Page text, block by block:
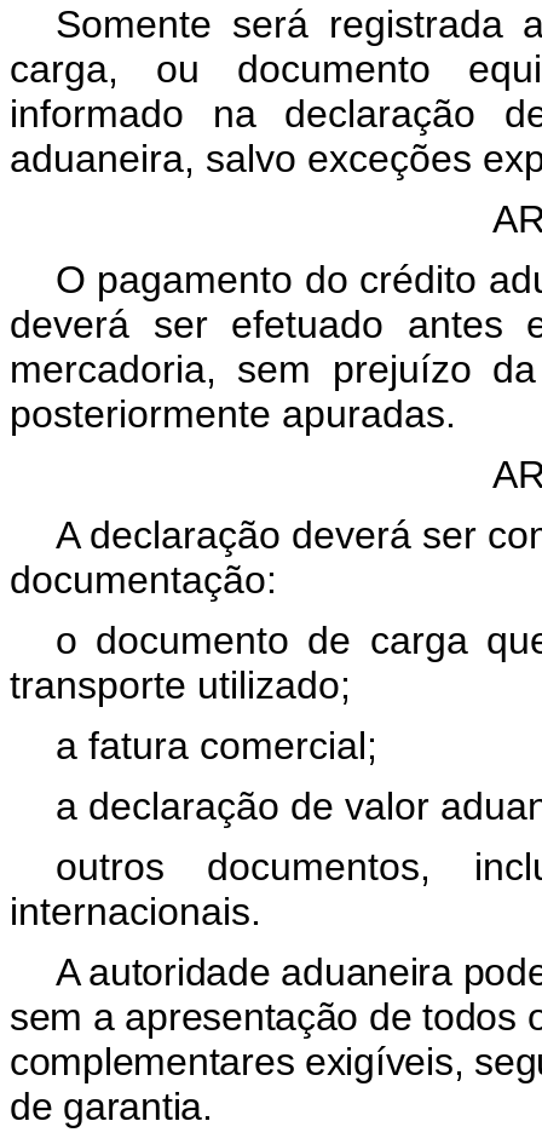
Somente será registrada
carga, ou documento
informado na declaração
aduaneira, salvo exceções
O pagamento do crédito
deverá ser efetuado antes
mercadoria, sem prejuízo
posteriormente apuradas.
A declaração deverá ser
documentação:
o documento de carga
transporte utilizado;
a fatura comercial;
a declaração de valor
outros documentos,
internacionais.
A autoridade aduaneira
sem a apresentação de todos
complementares exigíveis,
de garantia.